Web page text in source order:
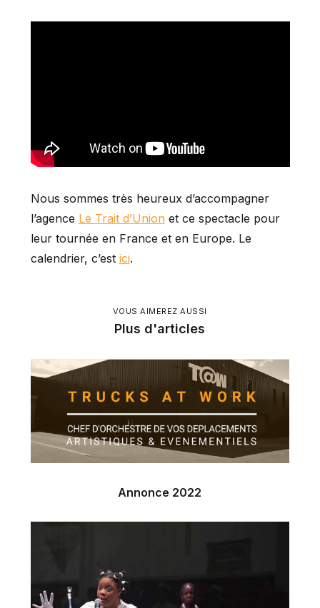
Nous sommes très heureux d’accompagner
l’agence Le Trait d’Union et ce spectacle pour
leur tournée en France et en Europe. Le
calendrier, c’est ici.
VOUS AIMEREZ AUSSI
Plus d'articles
Annonce 2022